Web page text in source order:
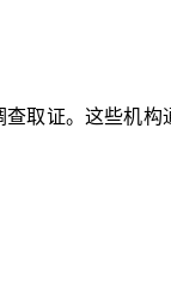
取证。这些机构